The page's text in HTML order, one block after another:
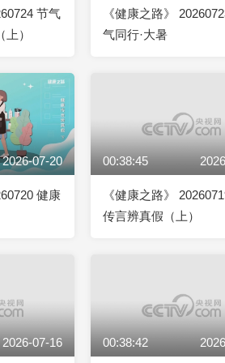
节气
）
《健康之路》
气同行·大暑
2026-07-20
健康
00:38:45
《健康之路》
传言辨真假（上）
2026-07-16 00:38:42